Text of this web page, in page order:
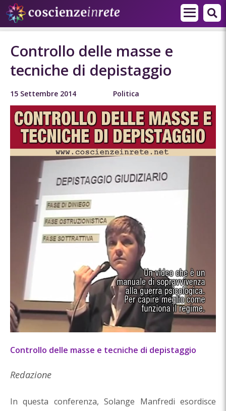
Controllo delle masse e
tecniche di depistaggio
15 Settembre 2014 Politica
Controllo delle masse e tecniche di depistaggio
Redazione
In questa conferenza, Solange Manfredi esordisce